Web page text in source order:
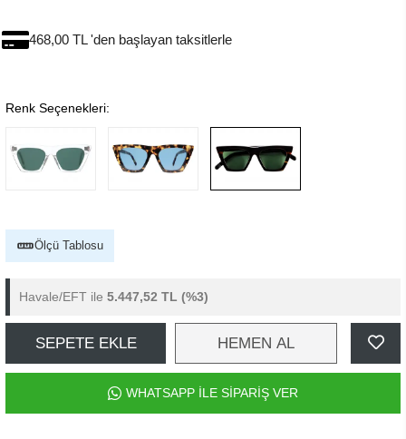
468,00 TL 'den başlayan taksitlerle
Renk Seçenekleri:
Ölçü Tablosu
Havale/EFT ile 5.447,52 TL (%3)
SEPETE EKLE HEMEN AL
WHATSAPP İLE SİPARİŞ VER